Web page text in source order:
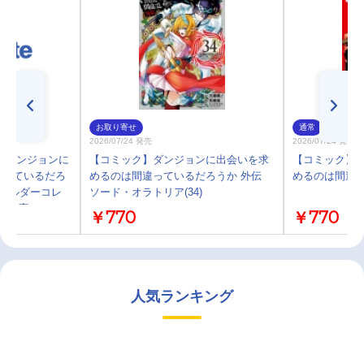
ダンジョンに
ているだろ
ルダーコレ
文庫ヘスティ
お取り寄せ
2026/07/24 発売
【コミック】ダンジョンに出会いを求
めるのは間違っているだろうか 外伝
ソード・オラトリア(34)
￥770
通常
2026/07/24 発売
【コミック】
めるのは間違
￥770
人気ランキング